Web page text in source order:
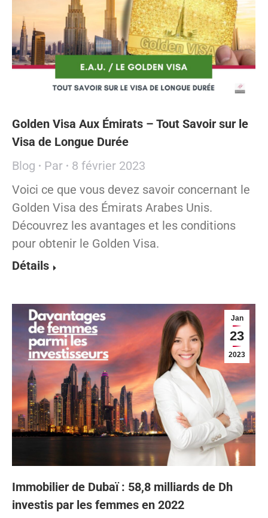
Golden Visa Aux Émirats – Tout Savoir sur le
Visa de Longue Durée
Blog
Par
8 février 2023
Voici ce que vous devez savoir concernant le
Golden Visa des Émirats Arabes Unis.
Découvrez les avantages et les conditions
pour obtenir le Golden Visa.
Détails
Jan
23
2023
Immobilier de Dubaï : 58,8 milliards de Dh
investis par les femmes en 2022